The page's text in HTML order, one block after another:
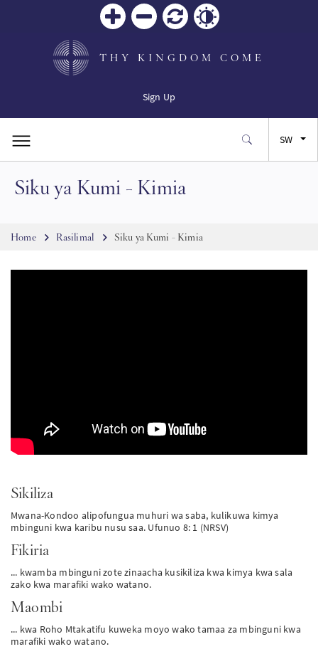
THY KINGDOM COME
Sign Up
SW
Siku ya Kumi - Kimia
Breadcrumb
Home Rasilimal Siku ya Kumi - Kimia
Sikiliza
Mwana-Kondoo alipofungua muhuri wa saba, kulikuwa kimya
mbinguni kwa karibu nusu saa. Ufunuo 8: 1 (NRSV)
Fikiria
... kwamba mbinguni zote zinaacha kusikiliza kwa kimya kwa sala
zako kwa marafiki wako watano.
Maombi
... kwa Roho Mtakatifu kuweka moyo wako tamaa za mbinguni kwa
marafiki wako watano.